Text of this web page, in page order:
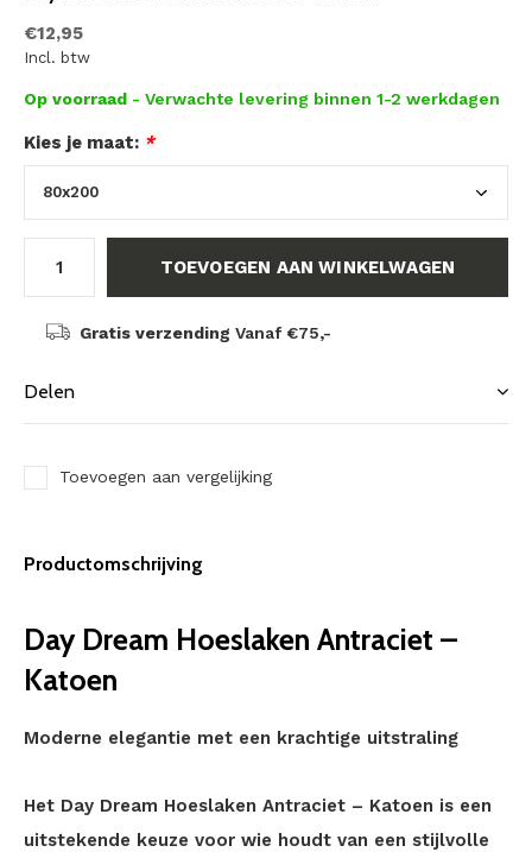
€12,95
Incl. btw
Op voorraad - Verwachte levering binnen 1-2 werkdagen
Kies je maat: *
TOEVOEGEN AAN WINKELWAGEN
Gratis verzending Vanaf €75,-
Delen
Toevoegen aan vergelijking
Productomschrijving
Day Dream Hoeslaken Antraciet –
Katoen
Moderne elegantie met een krachtige uitstraling
Het Day Dream Hoeslaken Antraciet – Katoen is een
uitstekende keuze voor wie houdt van een stijlvolle